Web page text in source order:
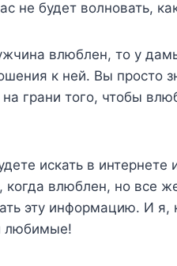
не будет волновать,
влюблен, то у
к ней. Вы просто
грани того, чтобы
искать в
когда влюблен, но все
эту информацию. И я,
любимые!